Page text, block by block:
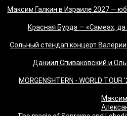
Максим Галкин в Израиле 2027 —
Красная Бурда — «Самеах, да
"Сольный стендап концерт
"Даниил Спиваковский и
MORGENSHTERN - WORLD